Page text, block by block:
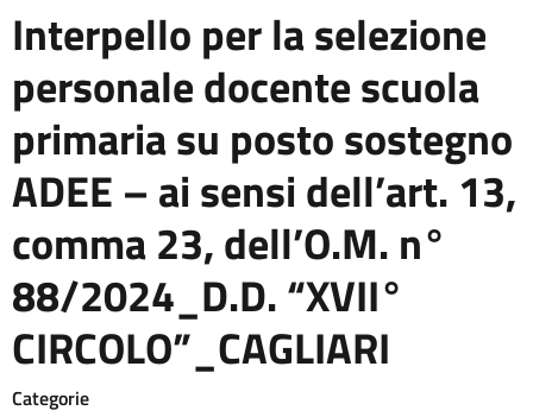
Interpello per la selezione
personale docente scuola
primaria su posto sostegno
ADEE – ai sensi dell’art. 13,
comma 23, dell’O.M. n°
88/2024_D.D. “XVII°
CIRCOLO”_CAGLIARI
Categorie